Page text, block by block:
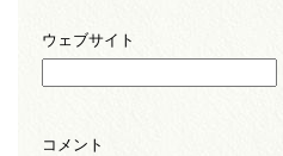
ウェブサイト
コメント